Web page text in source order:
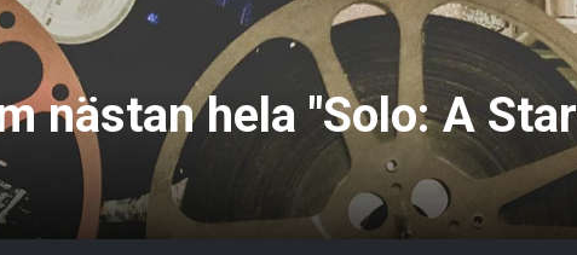
nästan hela "Solo: A Star